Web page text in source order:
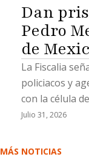
Dan
Pedro
de
La Fiscalia
policiacos y
con la célula
Julio 31, 2026
MÁS NOTICIAS